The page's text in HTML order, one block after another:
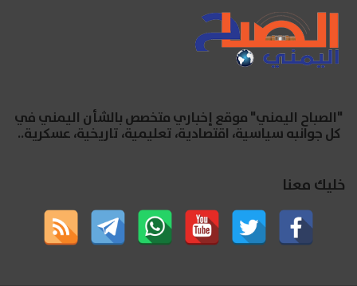
"الصباح اليمني" موقع إخباري متخصص بالشأن اليمني في
كل جوانبه سياسية، اقتصادية، تعليمية، تاريخية، عسكرية..
خليك معنا